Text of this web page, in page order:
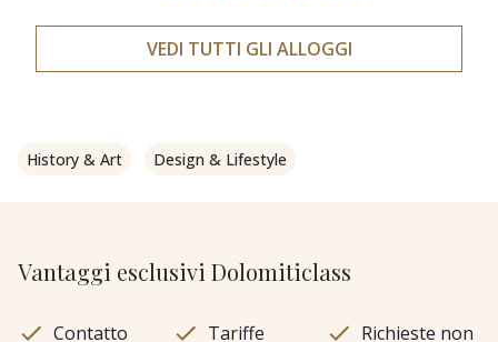
VEDI TUTTI GLI ALLOGGI
History & Art Design & Lifestyle
Vantaggi esclusivi Dolomiticlass
Contatto
Tariffe
Richieste non